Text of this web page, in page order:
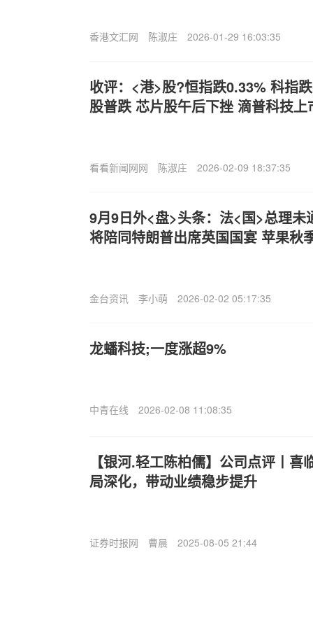
香港文汇网 陈淑庄 2026-01-29 16:03:35
收评：<港>股?恒指跌0.33% 科指
股普跌 芯片股午后下挫 滴普科技
看看新闻网网 陈淑庄 2026-02-09 18:37:35
9月9日外<盘>头条：法<国>总理未
将陪同特朗普出席英国国宴 苹果秋
金台资讯 李小萌 2026-02-02 05:17:35
龙蟠科技;一度涨超9%
中青在线 2026-02-08 11:08:35
【银河.轻工陈柏儒】公司点评丨
局深化，带动业绩稳步提升
证券时报网 曹晨 2025-08-05 21:44